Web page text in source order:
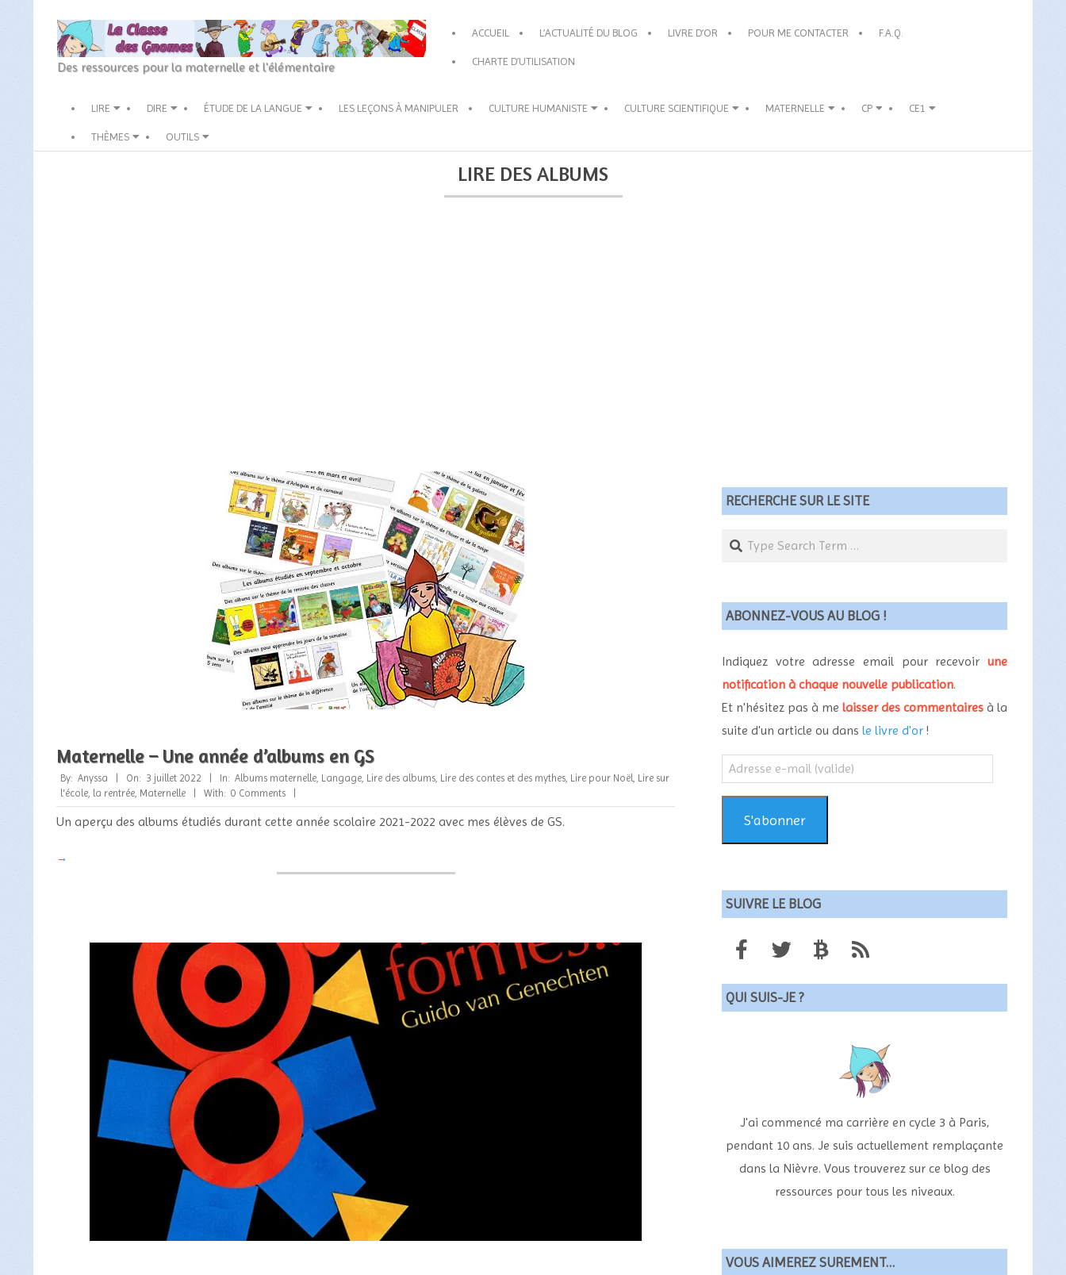
La
Classe
des
gnomes
Des ressources pour la maternelle et l'élémentaire
Primary
Menu
ACCUEIL L’ACTUALITÉ DU BLOG LIVRE D’OR POUR ME CONTACTER F.A.Q.
CHARTE D’UTILISATION
Secondary
Menu
LIRE DIRE ÉTUDE DE LA LANGUE LES LEÇONS À MANIPULER CULTURE HUMANISTE CULTURE SCIENTIFIQUE MATERNELLE CP CE1
THÈMES OUTILS
LIRE DES ALBUMS
Maternelle – Une année d’albums en GS
2022-
07-
03
By: Anyssa On: 3 juillet 2022 In: Albums maternelle, Langage, Lire des albums, Lire des contes et des mythes, Lire pour Noël, Lire sur
l'école, la rentrée, Maternelle With: 0 Comments
Un aperçu des albums étudiés durant cette année scolaire 2021-2022 avec mes élèves de GS.
→
RECHERCHE SUR LE SITE
Search
ABONNEZ-VOUS AU BLOG !
Indiquez votre adresse email pour recevoir une
notification à chaque nouvelle publication.
Et n'hésitez pas à me laisser des commentaires à la
suite d'un article ou dans le livre d'or !
Adresse
e-
mail
(valide)S'abonner
SUIVRE LE BLOG
QUI SUIS-JE ?
J'ai commencé ma carrière en cycle 3 à Paris,
pendant 10 ans. Je suis actuellement remplaçante
dans la Nièvre. Vous trouverez sur ce blog des
ressources pour tous les niveaux.
VOUS AIMEREZ SUREMENT…